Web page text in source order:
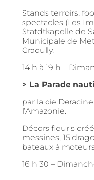
Stands terroirs,
spectacles (Les
Statdtkapelle de
Municipale de
Graoully.
14 h à 19 h –
> La Parade
par la cie
l’Amazonie.
Décors fleuris
messines, 15
bateaux à
16 h 30 –